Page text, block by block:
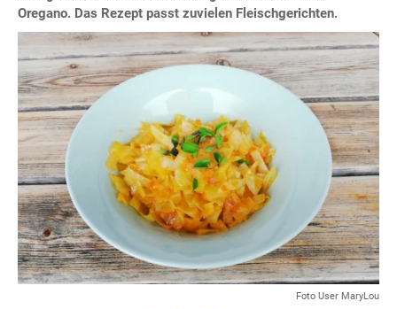
Oregano. Das Rezept passt zuvielen Fleischgerichten.
Foto User MaryLou